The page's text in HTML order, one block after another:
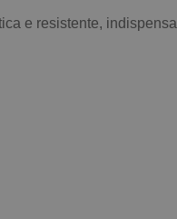
e resistente,